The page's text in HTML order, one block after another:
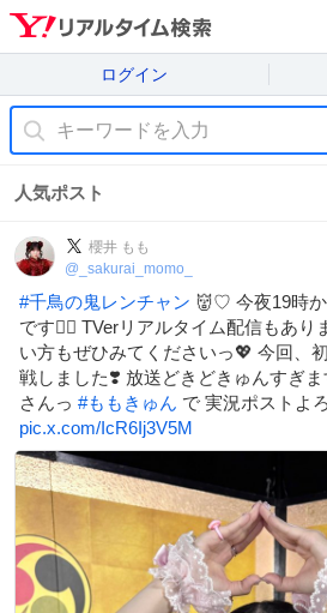
ログイン
人気ポスト
櫻井 もも
@ _sakurai_momo_
#千鳥の鬼レンチャン 👹♡ 今夜19時
です❤️‍🔥 TVerリアルタイム配信もあり
い方もぜひみてくださいっ💖 今回、
戦しました❣️ 放送どきどきゅんすぎ
さんっ #ももきゅん で 実況ポスト
pic.x.com/IcR6Ij3V5M